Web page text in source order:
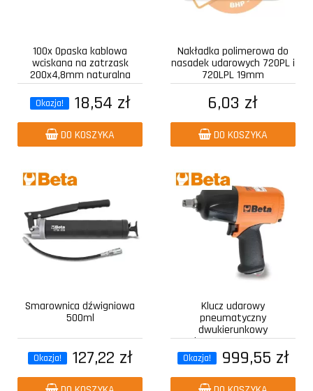
100x Opaska kablowa
wciskana na zatrzask
200x4,8mm naturalna
Okazja! 18,54 zł
DO KOSZYKA
Nakładka polimerowa do
nasadek udarowych 720PL i
720LPL 19mm
6,03 zł
DO KOSZYKA
Smarownica dźwigniowa
500ml
Okazja! 127,22 zł
Klucz udarowy
pneumatyczny
dwukierunkowy
kompozytowy z...
Okazja! 999,55 zł